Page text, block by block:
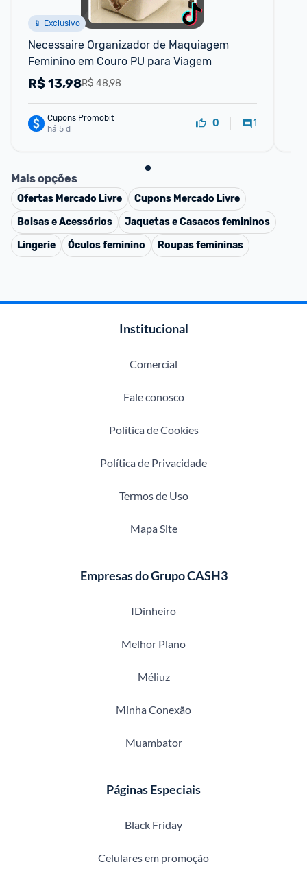
📱 Exclusivo
Necessaire Organizador de Maquiagem
Feminino em Couro PU para Viagem
R$ 48,98
R$13,98
Cupons Promobit
há 5 d
0 1
Mais opções
Ofertas Mercado Livre Cupons Mercado Livre
Bolsas e Acessórios
Jaquetas e Casacos femininos
Lingerie
Óculos feminino Roupas femininas
Institucional
Comercial
Fale conosco
Política de Cookies
Política de Privacidade
Termos de Uso
Mapa Site
Empresas do Grupo CASH3
IDinheiro
Melhor Plano
Méliuz
Minha Conexão
Muambator
Páginas Especiais
Black Friday
Celulares em promoção